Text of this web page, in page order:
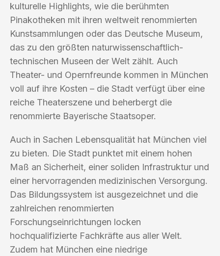
kulturelle Highlights, wie die berühmten
Pinakotheken mit ihren weltweit renommierten
Kunstsammlungen oder das Deutsche Museum,
das zu den größten naturwissenschaftlich-
technischen Museen der Welt zählt. Auch
Theater- und Opernfreunde kommen in München
voll auf ihre Kosten – die Stadt verfügt über eine
reiche Theaterszene und beherbergt die
renommierte Bayerische Staatsoper.
Auch in Sachen Lebensqualität hat München viel
zu bieten. Die Stadt punktet mit einem hohen
Maß an Sicherheit, einer soliden Infrastruktur und
einer hervorragenden medizinischen Versorgung.
Das Bildungssystem ist ausgezeichnet und die
zahlreichen renommierten
Forschungseinrichtungen locken
hochqualifizierte Fachkräfte aus aller Welt.
Zudem hat München eine niedrige